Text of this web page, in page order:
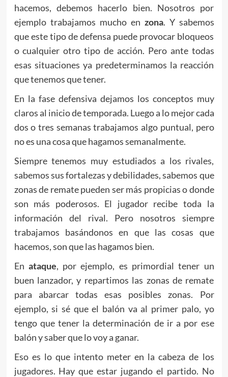
hacemos, debemos hacerlo bien. Nosotros por
ejemplo trabajamos mucho en zona. Y sabemos
que este tipo de defensa puede provocar bloqueos
o cualquier otro tipo de acción. Pero ante todas
esas situaciones ya predeterminamos la reacción
que tenemos que tener.
En la fase defensiva dejamos los conceptos muy
claros al inicio de temporada. Luego a lo mejor cada
dos o tres semanas trabajamos algo puntual, pero
no es una cosa que hagamos semanalmente.
Siempre tenemos muy estudiados a los rivales,
sabemos sus fortalezas y debilidades, sabemos que
zonas de remate pueden ser más propicias o donde
son más poderosos. El jugador recibe toda la
información del rival. Pero nosotros siempre
trabajamos basándonos en que las cosas que
hacemos, son que las hagamos bien.
En ataque, por ejemplo, es primordial tener un
buen lanzador, y repartimos las zonas de remate
para abarcar todas esas posibles zonas. Por
ejemplo, si sé que el balón va al primer palo, yo
tengo que tener la determinación de ir a por ese
balón y saber que lo voy a ganar.
Eso es lo que intento meter en la cabeza de los
jugadores. Hay que estar jugando el partido. No